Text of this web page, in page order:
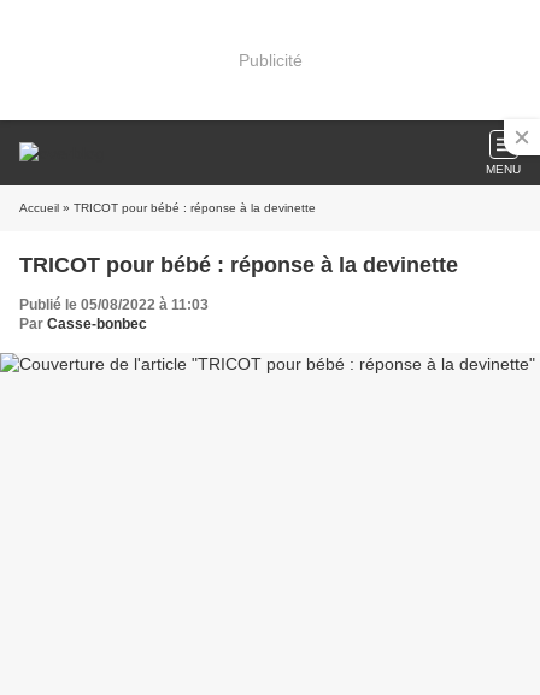
Publicité
MENU
Accueil » TRICOT pour bébé : réponse à la devinette
TRICOT pour bébé : réponse à la devinette
Publié le 05/08/2022 à 11:03
Par Casse-bonbec